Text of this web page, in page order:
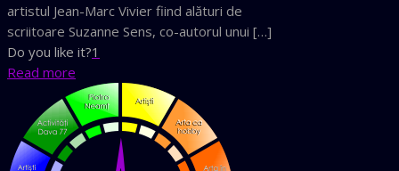
artistul Jean-Marc Vivier fiind alături de
scriitoare Suzanne Sens, co-autorul unui […]
Do you like it?1
Read more